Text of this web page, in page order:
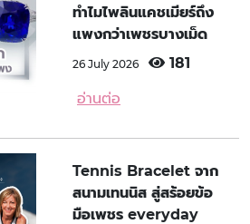
ทำไมไพลินแคชเมียร์ถึง
แพงกว่าเพชรบางเม็ด
26 July 2026 181
อ่านต่อ
Tennis Bracelet จาก
สนามเทนนิส สู่สร้อยข้อ
มือเพชร everyday